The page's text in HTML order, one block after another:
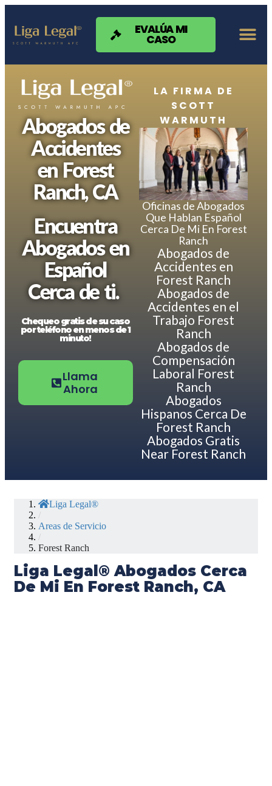
Nota:
sitio
web
accesibilidad.
EVALÚA MI
CASO
Abogados de
Accidentes
en Forest
Ranch, CA
Encuentra
Abogados en
Español
Cerca de ti.
Chequeo gratis de su caso
por teléfono en menos de 1
minuto!
Llama
Ahora
LA FIRMA DE
SCOTT
WARMUTH
Oficinas de Abogados
Que Hablan Español
Cerca De Mi En Forest
Ranch
Abogados de
Accidentes en
Forest Ranch
Abogados de
Accidentes en el
Trabajo Forest
Ranch
Abogados de
Compensación
Laboral Forest
Ranch
Abogados
Hispanos Cerca De
Forest Ranch
Abogados Gratis
Near Forest Ranch
Liga Legal®
/
Areas de Servicio
/
Forest Ranch
Liga Legal® Abogados Cerca
De Mi En Forest Ranch, CA